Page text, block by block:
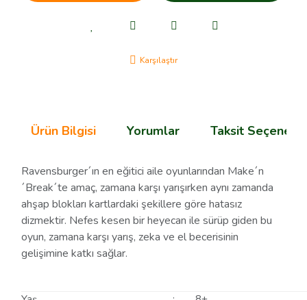
Karşılaştır
Ürün Bilgisi Yorumlar Taksit
Ravensburger´ın en eğitici aile oyunlarından Make´n
´Break´te amaç, zamana karşı yarışırken aynı zamanda
ahşap blokları kartlardaki şekillere göre hatasız
dizmektir. Nefes kesen bir heyecan ile sürüp giden bu
oyun, zamana karşı yarış, zeka ve el becerisinin
gelişimine katkı sağlar.